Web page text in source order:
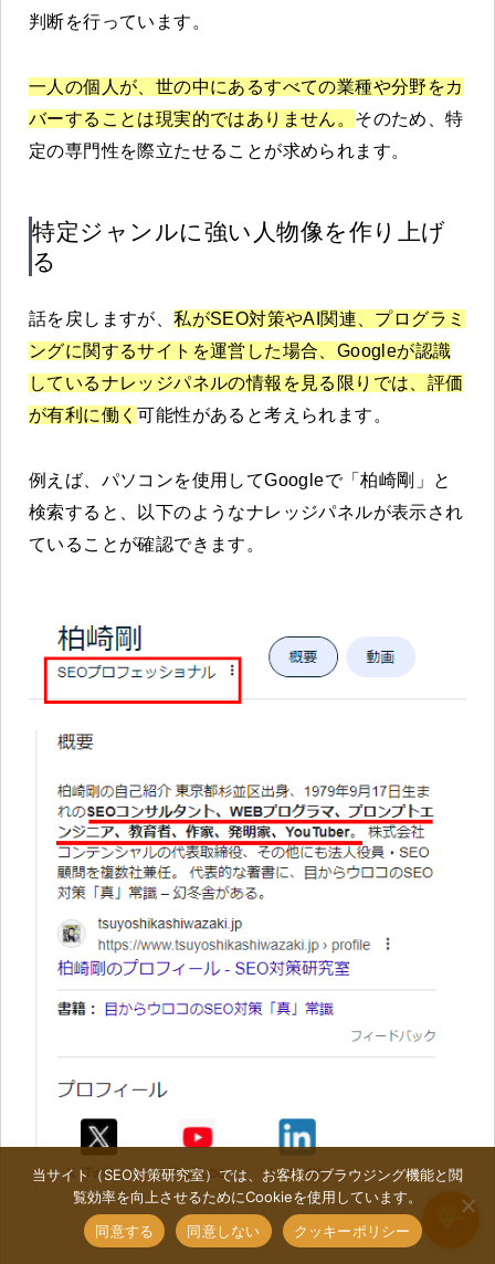
判断を行っています。
一人の個人が、世の中にあるすべての業種や分野をカ
バーすることは現実的ではありません。 そのため、特
定の専門性を際立たせることが求められます。
特定ジャンルに強い人物像を作り上げ
る
話を戻しますが、私がSEO対策やAI関連、プログラミ
ングに関するサイトを運営した場合、Googleが認識
しているナレッジパネルの情報を見る限りでは、評価
が有利に働く可能性があると考えられます。
例えば、パソコンを使用してGoogleで「柏崎剛」と
検索すると、以下のようなナレッジパネルが表示され
ていることが確認できます。
当サイト（SEO対策研究室）では、お客様のブラウジング機能と閲
覧効率を向上させるためにCookieを使用しています。
同意する
同意しない クッキーポリシー